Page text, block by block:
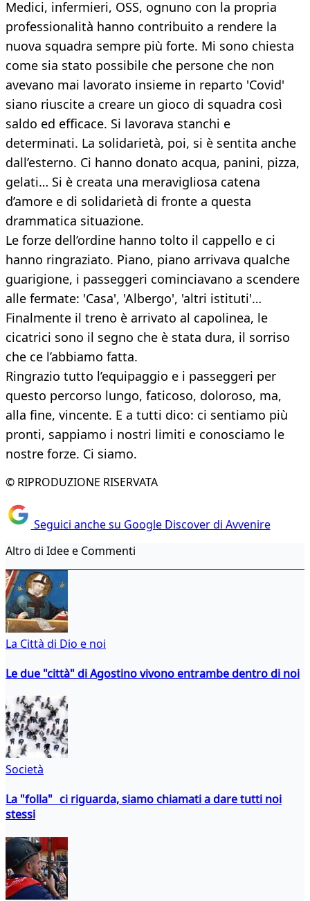
Medici, infermieri, OSS, ognuno con la propria
professionalità hanno contribuito a rendere la
nuova squadra sempre più forte. Mi sono chiesta
come sia stato possibile che persone che non
avevano mai lavorato insieme in reparto 'Covid'
siano riuscite a creare un gioco di squadra così
saldo ed efficace. Si lavorava stanchi e
determinati. La solidarietà, poi, si è sentita anche
dall’esterno. Ci hanno donato acqua, panini, pizza,
gelati… Si è creata una meravigliosa catena
d’amore e di solidarietà di fronte a questa
drammatica situazione.
Le forze dell’ordine hanno tolto il cappello e ci
hanno ringraziato. Piano, piano arrivava qualche
guarigione, i passeggeri cominciavano a scendere
alle fermate: 'Casa', 'Albergo', 'altri istituti'…
Finalmente il treno è arrivato al capolinea, le
cicatrici sono il segno che è stata dura, il sorriso
che ce l’abbiamo fatta.
Ringrazio tutto l’equipaggio e i passeggeri per
questo percorso lungo, faticoso, doloroso, ma,
alla fine, vincente. E a tutti dico: ci sentiamo più
pronti, sappiamo i nostri limiti e conosciamo le
nostre forze. Ci siamo.
© RIPRODUZIONE RISERVATA
Seguici anche su Google Discover di Avvenire
Altro di Idee e Commenti
La Città di Dio e noi
Le due "città" di Agostino vivono entrambe dentro di noi
Società
La "folla" ci riguarda, siamo chiamati a dare tutti noi
stessi